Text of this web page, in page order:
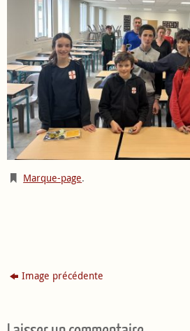
Marque-page.
Image précédente